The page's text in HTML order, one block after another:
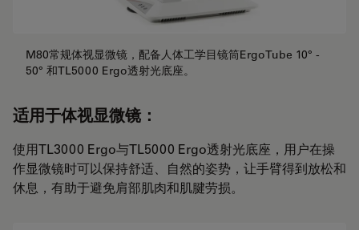
M80常规体视显微镜，配备人体工学目镜筒ErgoTube 10° -
50° 和TL5000 Ergo透射光底座。
适用于体视显微镜：
使用TL3000 Ergo与TL5000 Ergo透射光底座，用户在操
作显微镜时可以保持舒适、自然的姿势，让手臂得到放松和
休息，有助于避免肩部肌肉和肌腱劳损。